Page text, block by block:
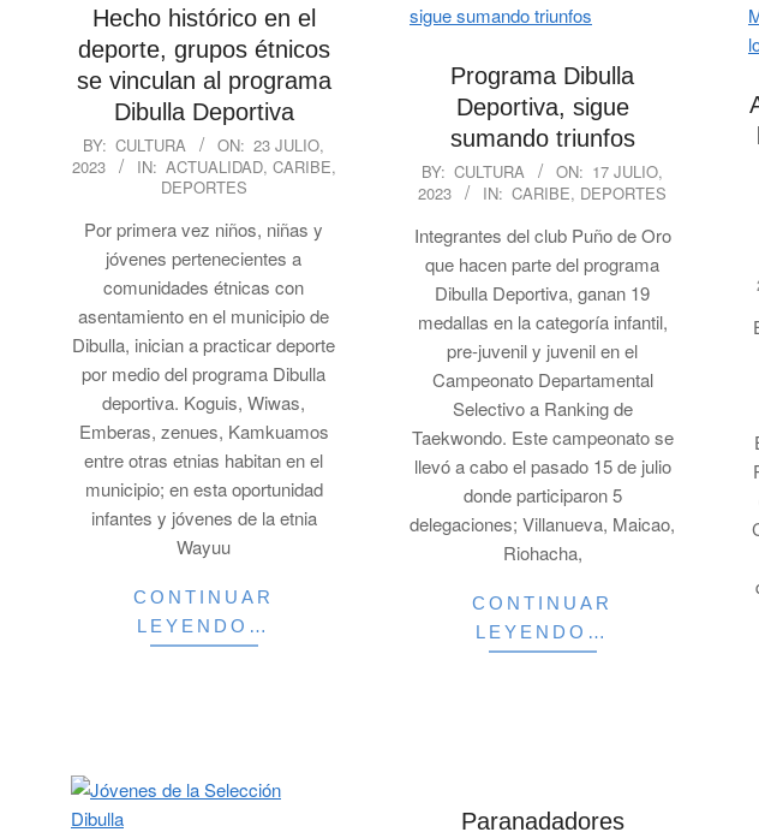
Hecho histórico en el
deporte, grupos étnicos
se vinculan al programa
Dibulla Deportiva
2023-
07-
BY: CULTURA ON: 23 JULIO,
2023
IN: ACTUALIDAD, CARIBE,
DEPORTES
Por primera vez niños, niñas y
jóvenes pertenecientes a
comunidades étnicas con
asentamiento en el municipio de
Dibulla, inician a practicar deporte
por medio del programa Dibulla
deportiva. Koguis, Wiwas,
Emberas, zenues, Kamkuamos
entre otras etnias habitan en el
municipio; en esta oportunidad
infantes y jóvenes de la etnia
Wayuu
CONTINUAR
LEYENDO…
Programa Dibulla
Deportiva, sigue
sumando triunfos
2023-
07-
17
BY: CULTURA ON: 17 JULIO,
2023
IN: CARIBE, DEPORTES
Integrantes del club Puño de Oro
que hacen parte del programa
Dibulla Deportiva, ganan 19
medallas en la categoría infantil,
pre-juvenil y juvenil en el
Campeonato Departamental
Selectivo a Ranking de
Taekwondo. Este campeonato se
llevó a cabo el pasado 15 de julio
donde participaron 5
delegaciones; Villanueva, Maicao,
Riohacha,
CONTINUAR
LEYENDO…
Paranadadores